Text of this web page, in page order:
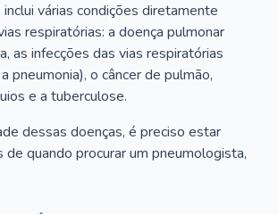
várias condições diretamente
respiratórias: a doença pulmonar
as infecções das vias respiratórias
pneumonia), o câncer de pulmão,
e a tuberculose.
dessas doenças, é preciso estar
de quando procurar um pneumologista,